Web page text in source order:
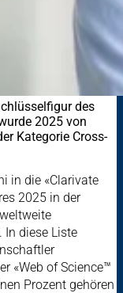
des
2025 von
Kategorie Cross-
in die «Clarivate
2025 in der
In diese Liste
«Web of Science™
Prozent gehören